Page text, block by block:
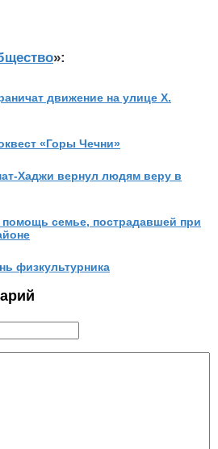
»:
движение на улице Х.
«Горы Чечни»
Хаджи вернул людям веру в
семье, пострадавшей при
физкультурника